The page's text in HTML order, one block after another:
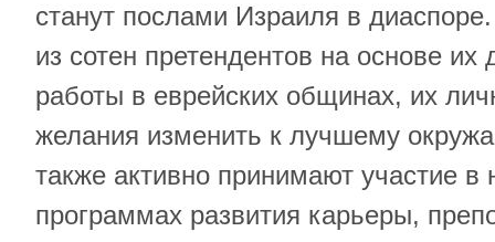
станут послами Израиля в
из сотен претендентов на основе их
работы в еврейских общинах, их
желания изменить к лучшему
также активно принимают участие
программах развития карьеры,